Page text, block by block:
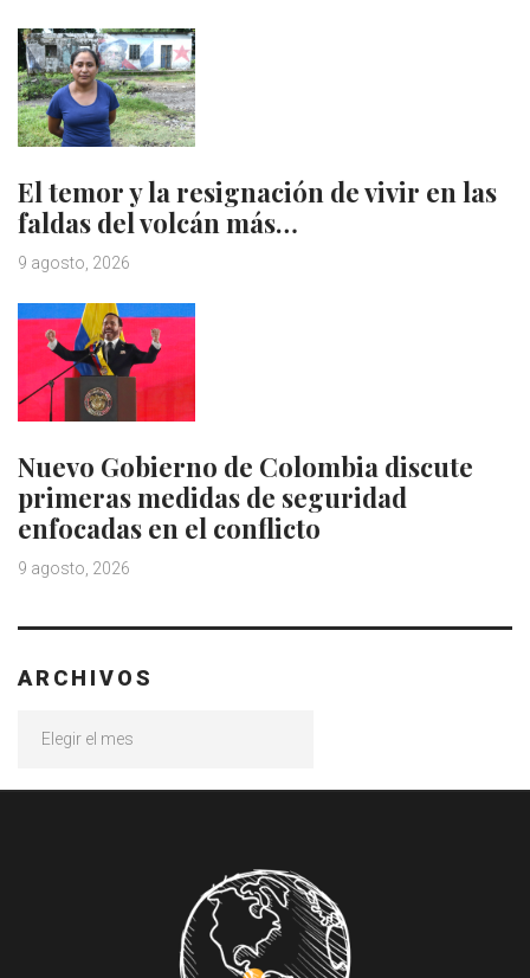
El temor y la resignación de vivir en las
faldas del volcán más…
9 agosto, 2026
Nuevo Gobierno de Colombia discute
primeras medidas de seguridad
enfocadas en el conflicto
9 agosto, 2026
ARCHIVOS